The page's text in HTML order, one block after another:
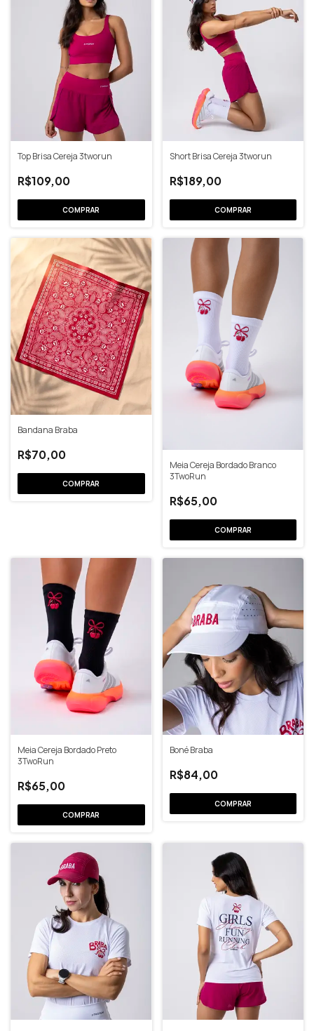
Top Brisa Cereja 3tworun
R$109,00
COMPRAR
Short Brisa Cereja 3tworun
R$189,00
COMPRAR
Bandana Braba
R$70,00
Meia Cereja Bordado Branco
3TwoRun
R$65,00
COMPRAR
Meia Cereja Bordado Preto
3TwoRun
R$65,00
COMPRAR
Boné Braba
R$84,00